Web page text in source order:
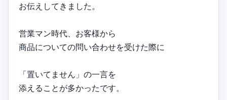
お伝えしてきました。
営業マン時代、お客様から
商品についての問い合わせを受けた際に
「置いてません」の一言を
添えることが多かったです。